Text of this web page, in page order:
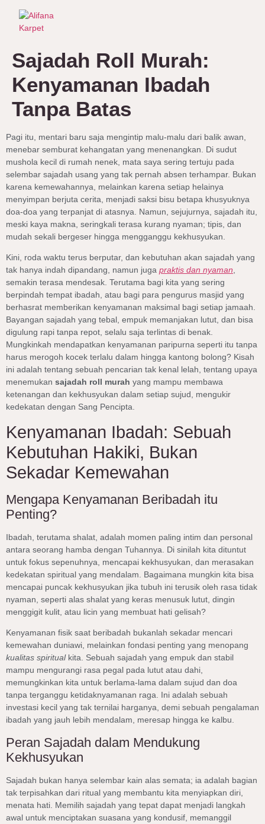
Sajadah Roll Murah:
Kenyamanan Ibadah
Tanpa Batas
Pagi itu, mentari baru saja mengintip malu-malu dari balik awan,
menebar semburat kehangatan yang menenangkan. Di sudut
mushola kecil di rumah nenek, mata saya sering tertuju pada
selembar sajadah usang yang tak pernah absen terhampar. Bukan
karena kemewahannya, melainkan karena setiap helainya
menyimpan berjuta cerita, menjadi saksi bisu betapa khusyuknya
doa-doa yang terpanjat di atasnya. Namun, sejujurnya, sajadah itu,
meski kaya makna, seringkali terasa kurang nyaman; tipis, dan
mudah sekali bergeser hingga mengganggu kekhusyukan.
Kini, roda waktu terus berputar, dan kebutuhan akan sajadah yang
tak hanya indah dipandang, namun juga praktis dan nyaman,
semakin terasa mendesak. Terutama bagi kita yang sering
berpindah tempat ibadah, atau bagi para pengurus masjid yang
berhasrat memberikan kenyamanan maksimal bagi setiap jamaah.
Bayangan sajadah yang tebal, empuk memanjakan lutut, dan bisa
digulung rapi tanpa repot, selalu saja terlintas di benak.
Mungkinkah mendapatkan kenyamanan paripurna seperti itu tanpa
harus merogoh kocek terlalu dalam hingga kantong bolong? Kisah
ini adalah tentang sebuah pencarian tak kenal lelah, tentang upaya
menemukan sajadah roll murah yang mampu membawa
ketenangan dan kekhusyukan dalam setiap sujud, mengukir
kedekatan dengan Sang Pencipta.
Kenyamanan Ibadah: Sebuah
Kebutuhan Hakiki, Bukan
Sekadar Kemewahan
Mengapa Kenyamanan Beribadah itu
Penting?
Ibadah, terutama shalat, adalah momen paling intim dan personal
antara seorang hamba dengan Tuhannya. Di sinilah kita dituntut
untuk fokus sepenuhnya, mencapai kekhusyukan, dan merasakan
kedekatan spiritual yang mendalam. Bagaimana mungkin kita bisa
mencapai puncak kekhusyukan jika tubuh ini terusik oleh rasa tidak
nyaman, seperti alas shalat yang keras menusuk lutut, dingin
menggigit kulit, atau licin yang membuat hati gelisah?
Kenyamanan fisik saat beribadah bukanlah sekadar mencari
kemewahan duniawi, melainkan fondasi penting yang menopang
kualitas spiritualkita. Sebuah sajadah yang empuk dan stabil
mampu mengurangi rasa pegal pada lutut atau dahi,
memungkinkan kita untuk berlama-lama dalam sujud dan doa
tanpa terganggu ketidaknyamanan raga. Ini adalah sebuah
investasi kecil yang tak ternilai harganya, demi sebuah pengalaman
ibadah yang jauh lebih mendalam, meresap hingga ke kalbu.
Peran Sajadah dalam Mendukung
Kekhusyukan
Sajadah bukan hanya selembar kain alas semata; ia adalah bagian
tak terpisahkan dari ritual yang membantu kita menyiapkan diri,
menata hati. Memilih sajadah yang tepat dapat menjadi langkah
awal untuk menciptakan suasana yang kondusif, memanggil